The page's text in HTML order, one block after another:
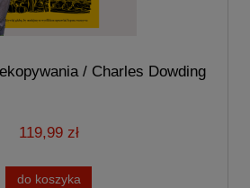
/ Charles Dowding
119,99 zł
do koszyka